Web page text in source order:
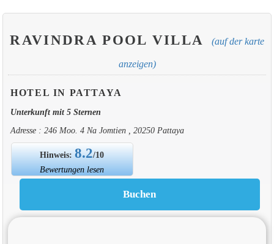
RAVINDRA POOL VILLA (auf der karte
anzeigen)
HOTEL IN PATTAYA
Unterkunft mit 5 Sternen
Adresse : 246 Moo. 4 Na Jomtien , 20250 Pattaya
Hinweis:8.2/10
Bewertungen lesen